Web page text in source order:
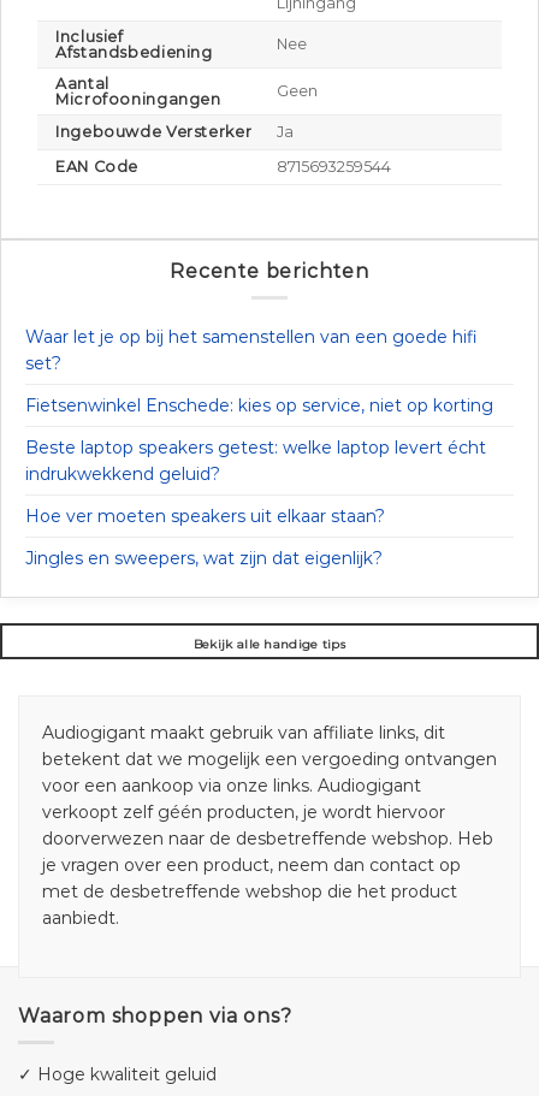
Inclusief
Afstandsbediening
Nee
Aantal
Microfooningangen
Geen
Ingebouwde Versterker
Ja
EAN Code
8715693259544
Recente berichten
Waar let je op bij het samenstellen van een goede hifi
set?
Fietsenwinkel Enschede: kies op service, niet op korting
Beste laptop speakers getest: welke laptop levert écht
indrukwekkend geluid?
Hoe ver moeten speakers uit elkaar staan?
Jingles en sweepers, wat zijn dat eigenlijk?
Bekijk alle handige tips
Audiogigant maakt gebruik van affiliate links, dit
betekent dat we mogelijk een vergoeding ontvangen
voor een aankoop via onze links. Audiogigant
verkoopt zelf géén producten, je wordt hiervoor
doorverwezen naar de desbetreffende webshop. Heb
je vragen over een product, neem dan contact op
met de desbetreffende webshop die het product
aanbiedt.
Waarom shoppen via ons?
✓ Hoge kwaliteit geluid